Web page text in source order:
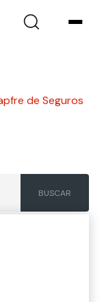
de Seguros